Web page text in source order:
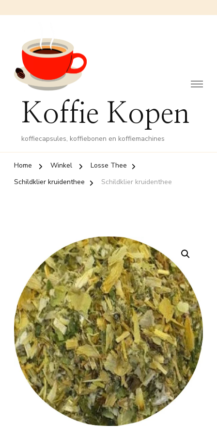
Koffie Kopen
koffiecapsules, koffiebonen en koffiemachines
Home Winkel
Losse Thee
Schildklier kruidenthee
Schildklier kruidenthee